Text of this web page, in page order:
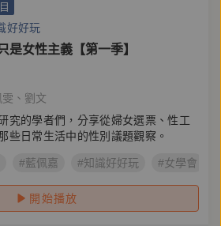
好好玩
是女性主義【第一季】
雯
劉文
究的學者們，分享從婦女選票、性工
些日常生活中的性別議題觀察。
#藍佩嘉 #知識好好玩 #女學會
開始播放